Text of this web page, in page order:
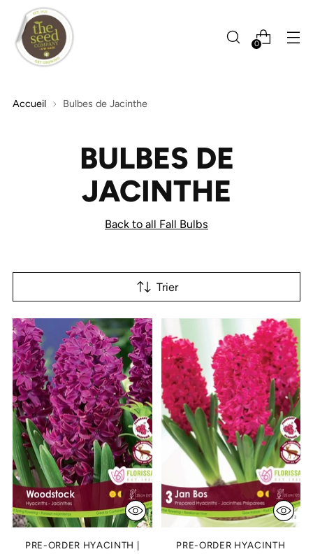
0
Accueil Bulbes de Jacinthe
BULBES DE
JACINTHE
Back to all Fall Bulbs
Trier
PRE-ORDER HYACINTH |
PRE-ORDER HYACINTH